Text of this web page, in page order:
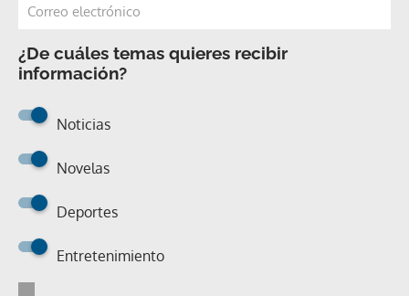
¿De cuáles temas quieres recibir
información?
Noticias
Novelas
Deportes
Entretenimiento